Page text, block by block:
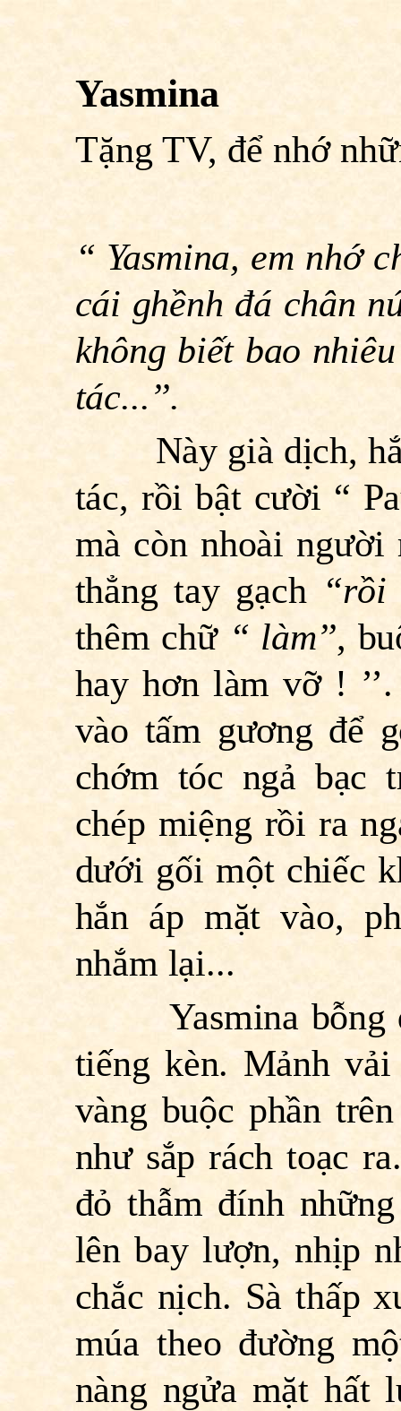
Yasmina
Tặng TV, để nhớ
“ Yasmina, em nhớ
cái ghềnh đá chân
không biết bao
tác...’’.
Này già dịch,
tác, rồi bật cười “
mà còn nhoài
thẳng tay gạch “rồi
thêm chữ “ làm’’,
hay hơn làm vỡ !
vào tấm gương để
chớm tóc ngả bạc
chép miệng rồi ra
dưới gối một chiếc
hắn áp mặt vào,
nhắm lại...
Yasmina bỗng
tiếng kèn. Mảnh
vàng buộc phần
như sắp rách toạc
đỏ thẫm đính
lên bay lượn, nhịp
chắc nịch. Sà thấp
múa theo đường
nàng ngửa mặt hất